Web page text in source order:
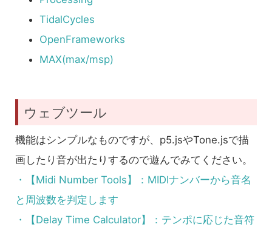
TidalCycles
OpenFrameworks
MAX(max/msp)
ウェブツール
機能はシンプルなものですが、p5.jsやTone.jsで描
画したり音が出たりするので遊んでみてください。
・【Midi Number Tools】：MIDIナンバーから音名
と周波数を判定します
・【Delay Time Calculator】：テンポに応じた音符